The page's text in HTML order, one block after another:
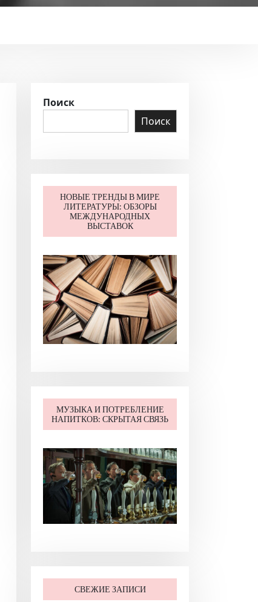
Поиск
Поиск
НОВЫЕ ТРЕНДЫ В МИРЕ
ЛИТЕРАТУРЫ: ОБЗОРЫ
МЕЖДУНАРОДНЫХ
ВЫСТАВОК
МУЗЫКА И ПОТРЕБЛЕНИЕ
НАПИТКОВ: СКРЫТАЯ СВЯЗЬ
СВЕЖИЕ ЗАПИСИ